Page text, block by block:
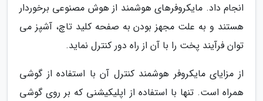
انجام داد. مایکروفرهای هوشمند از هوش مصنوعی برخوردار
هستند و به علت مجهز بودن به صفحه کلید تاچ، آشپز می
توان فرآیند پخت را با آن از راه دور کنترل نماید.
از مزایای مایکروفر هوشمند کنترل آن با استفاده از گوشی
همراه است. تنها با استفاده از اپلیکیشنی که بر روی گوشی